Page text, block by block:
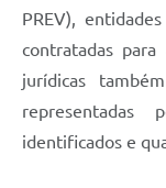
PREV),
contratadas para
jurídicas
representadas
identificados e